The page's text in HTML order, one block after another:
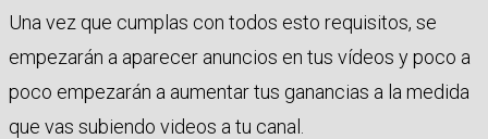
Una vez que cumplas con todos esto requisitos, se
empezarán a aparecer anuncios en tus vídeos y poco a
poco empezarán a aumentar tus ganancias a la medida
que vas subiendo videos a tu canal.